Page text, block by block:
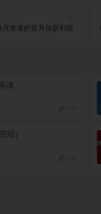
开发者的晋升加薪利器
课
结）